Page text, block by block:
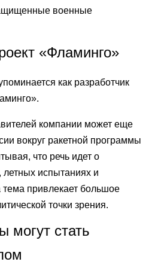
военные
«Фламинго»
как разработчик
компании может еще
вокруг ракетной программы
что речь идет о
летных испытаниях и
тема привлекает большое
точки зрения.
могут стать